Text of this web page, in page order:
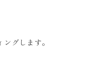
グします。